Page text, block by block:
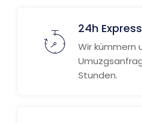
24h
Wir kümmern
Stunden.